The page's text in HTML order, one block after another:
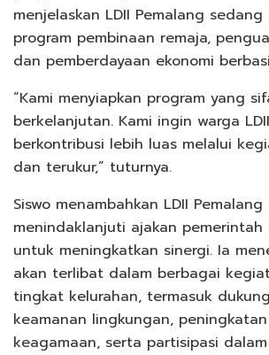
menjelaskan LDII Pemalang sedang
program pembinaan remaja,
dan pemberdayaan ekonomi
“Kami menyiapkan program yang
berkelanjutan. Kami ingin warga
berkontribusi lebih luas melalui
dan terukur,” tuturnya.
Siswo menambahkan LDII Pemalang
menindaklanjuti ajakan pemerintah
untuk meningkatkan sinergi. Ia
akan terlibat dalam berbagai
tingkat kelurahan, termasuk
keamanan lingkungan,
keagamaan, serta partisipasi